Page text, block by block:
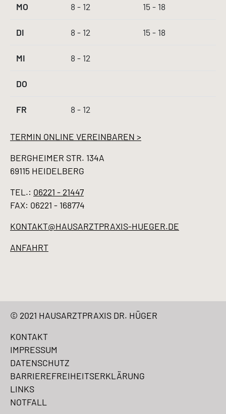
MO 8 - 12 15 - 18
DI 8 - 12 15 - 18
MI 8 - 12
DO
FR 8 - 12
TERMIN ONLINE VEREINBAREN >
BERGHEIMER STR. 134A
69115 HEIDELBERG
TEL.: 06221 - 21447
FAX: 06221 - 168774
KONTAKT@HAUSARZTPRAXIS-HUEGER.DE
ANFAHRT
© 2021 HAUSARZTPRAXIS DR. HÜGER
KONTAKT
IMPRESSUM
DATENSCHUTZ
BARRIEREFREIHEITSERKLÄRUNG
LINKS
NOTFALL